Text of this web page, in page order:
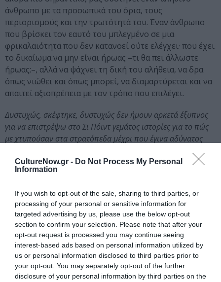
CultureNow.gr - Do Not Process My Personal
Information
If you wish to opt-out of the sale, sharing to third parties, or
processing of your personal or sensitive information for
targeted advertising by us, please use the below opt-out
section to confirm your selection. Please note that after your
opt-out request is processed you may continue seeing
interest-based ads based on personal information utilized by
us or personal information disclosed to third parties prior to
your opt-out. You may separately opt-out of the further
disclosure of your personal information by third parties on the
άνθρωπο με τα προσωπικά του όρια, τους
περιορισμούς και την τρωτότητά του. Έναν άνθρωπο
που βρίσκει τον εαυτό του μπλεγμένο σε μια
φρικαλαιότητα που δεν κατανοεί ούτε ελέγχει· που έχει
το δικαίωμα να μην είναι ήρωας –τι θα πει άλλωστε
ήρωας;–, αλλά να ψάχνει τη δική του αλήθεια, να δρα
όπως νιώθει και όπως μπορεί, να διαμαρτύρεται και να
απαιτεί αξιοπρέπεια με τον τρόπο που επιλέγει.
Δυστυχώς, σκέφτηκε, δυστυχώς δεν ήμουν αρκετά έξυπνος
για να επιστρέψω στο Σι Πόιντ γεμάτος ιστορίες για το πώς
με χτυπούσαν στα στρατόπεδα μέχρι που έγινα αδύνατος
σαν στέκα και χαζός. Ημουν σιωπηλός και ηλίθιος στην
αρχή, θα ‘μαι σιωπηλός και ηλίθιος στο τέλος. Δεν υπάρχει
τίποτα να ντρέπεσαι όταν είσαι χαζός. Φυλάκιζαν τους
έχουν στρατόπεδα για παιδιά που οι γονείς τους το έσκασαν,
στρατόπεδα για ανθρώπους που κλοτσάνε και αφρίζουν από
το στόμα, στρατόπεδα για ανθρώπους για μεγάλα κεφάλια
και για ανθρώπους με μικρά κεφάλια, στρατόπεδα για
ανθρώπους χωρίς εμφανή μέσα συντήρησης, στρατόπεδα
για ανθρώπους που διώχτηκαν από τη χώρα, στρατόπεδα
για ανθρώπους που τους βρήκαν να ζουν σε αγωγούς για τα